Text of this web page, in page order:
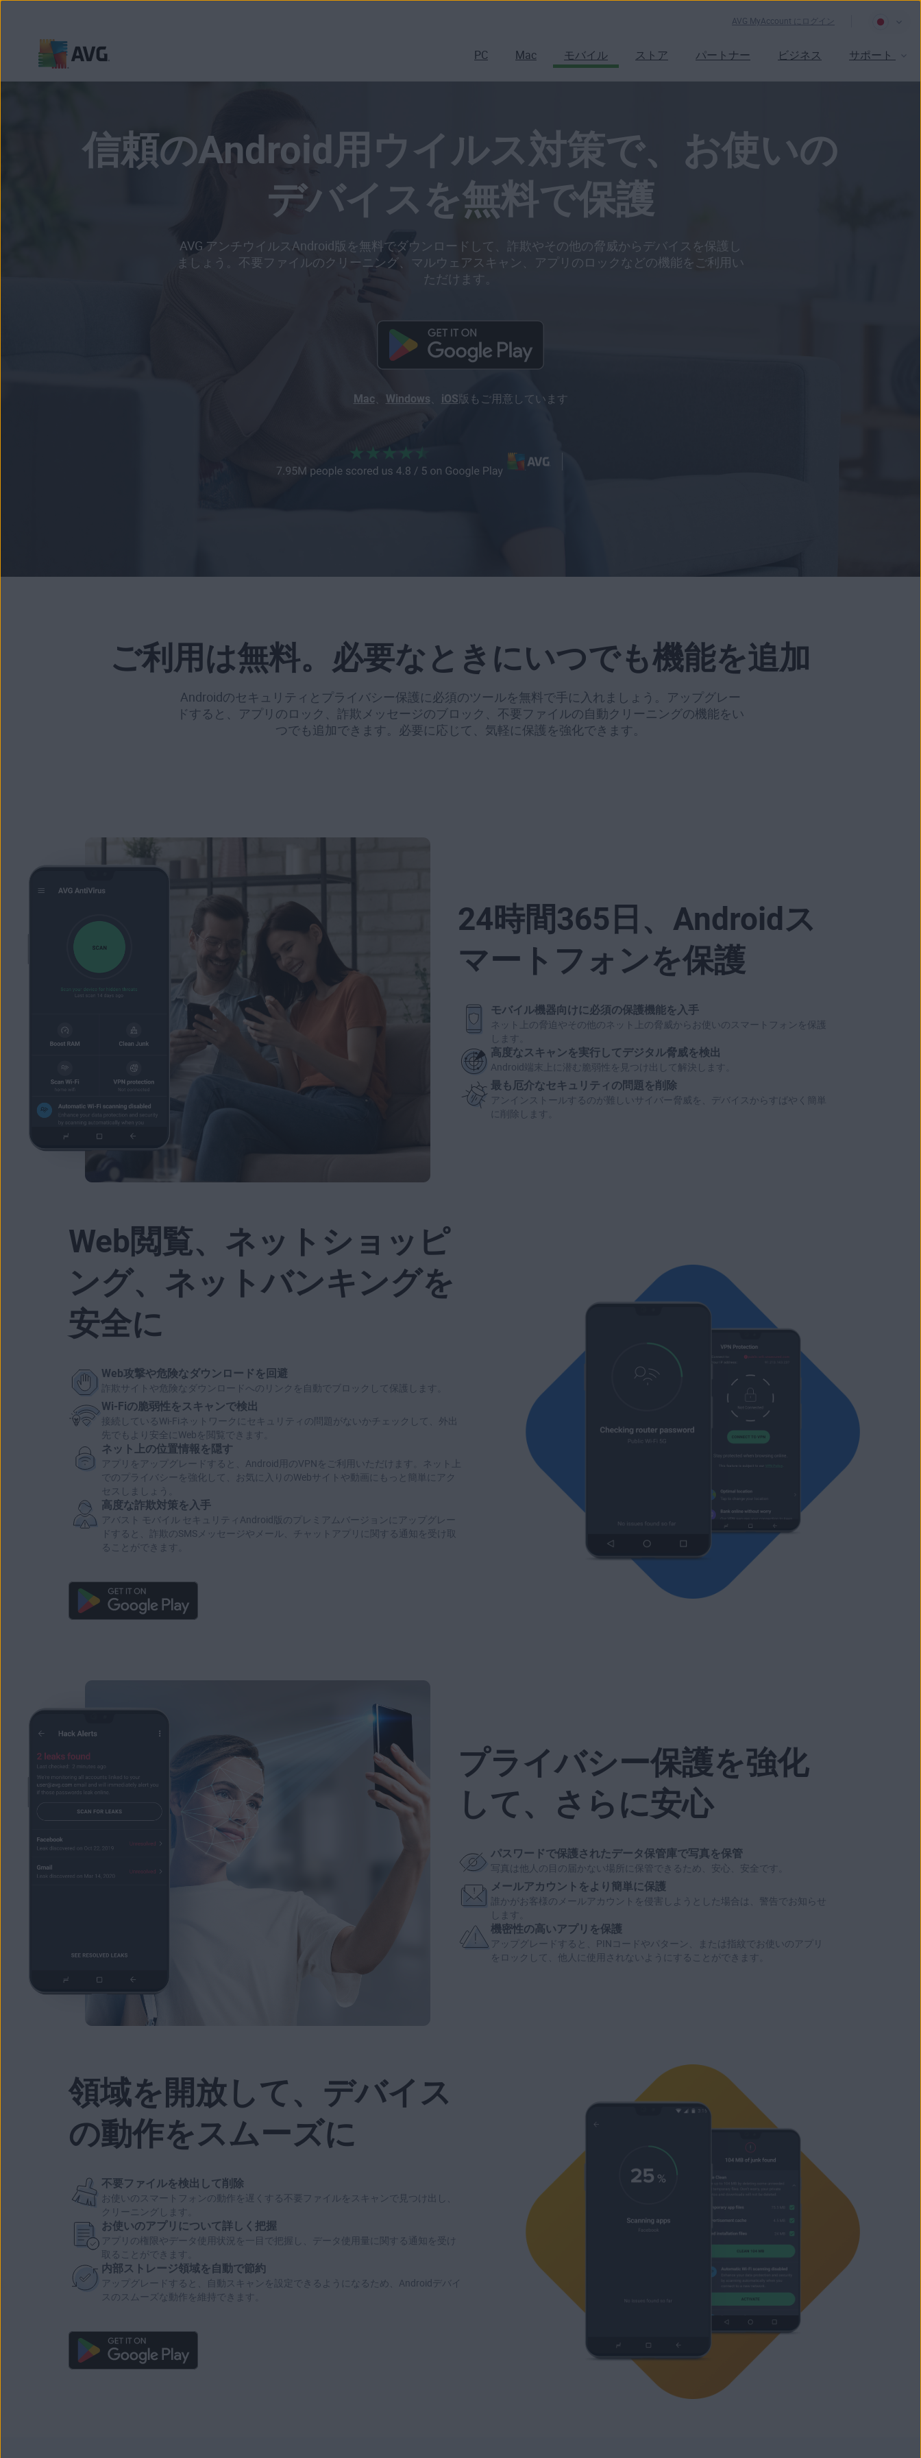
AVG MyAccount にログイン
PC Mac モバイル ストア パートナー ビジネス サポート
信頼のAndroid用ウイルス対策で、お使いの
デバイスを無料で保護
AVG アンチウイルスAndroid版を無料でダウンロードして、詐欺やその他の脅威からデバイスを保護し
ましょう。不要ファイルのクリーニング、マルウェアスキャン、アプリのロックなどの機能をご利用い
ただけます。
Mac、 Windows iOS 版もご用意しています
ご利用は無料。必要なときにいつでも機能を追加
Androidのセキュリティとプライバシー保護に必須のツールを無料で手に入れましょう。アップグレー
ドすると、アプリのロック、詐欺メッセージのブロック、不要ファイルの自動クリーニングの機能をい
つでも追加できます。必要に応じて、気軽に保護を強化できます。
24時間365日、Androidス
マートフォンを保護
モバイル機器向けに必須の保護機能を入手
ネット上の脅迫やその他のネット上の脅威からお使いのスマートフォンを保護
します。
高度なスキャンを実行してデジタル脅威を検出
Android端末上に潜む脆弱性を見つけ出して解決します。
最も厄介なセキュリティの問題を削除
アンインストールするのが難しいサイバー脅威を、デバイスからすばやく簡単
に削除します。
Web閲覧、ネットショッピ
ング、ネットバンキングを
安全に
Web攻撃や危険なダウンロードを回避
詐欺サイトや危険なダウンロードへのリンクを自動でブロックして保護します。
Wi-Fiの脆弱性をスキャンで検出
接続しているWi-Fiネットワークにセキュリティの問題がないかチェックして、外出
先でも より安全にWebを閲覧 できます。
ネット上の位置情報を隠す
アプリをアップグレードすると、Android用のVPNをご利用いただけます。ネット上
でのプライバシーを強化して、 お気に入りのWebサイトや動画にもっと簡単にアク
セス しましょう。
高度な詐欺対策を入手
アバスト モバイル セキュリティAndroid版のプレミアムバージョンにアップグレー
ドすると、
詐欺のSMSメッセージや メール、チャットアプリに関する通知を受け取
ることができます。
プライバシー保護を強化
して、さらに安心
パスワードで保護されたデータ保管庫で写真を保管
写真は他人の目の届かない場所に保管できるため、安心、安全です。
メールアカウントをより簡単に保護
誰かがお客様のメールアカウントを侵害 しようとした場合は、警告でお知らせ
します。
機密性の高いアプリを保護
アップグレードすると、PINコードやパターン、または指紋で お使いのアプリ
をロック して、他人に使用されないようにすることができます。
領域を開放して、デバイス
の動作をスムーズに
不要ファイルを検出して削除
お使いのスマートフォンの動作を遅くする不要ファイル をスキャンで見つけ出し、
クリーニングします。
お使いのアプリについて詳しく把握
アプリの権限やデータ使用状況を一目で把握し、データ使用量に関する通知を受け
取ることができます。
内部ストレージ領域を自動で節約
アップグレードすると、自動スキャンを設定できるようになるため、Androidデバイ
スのスムーズな動作を維持できます。